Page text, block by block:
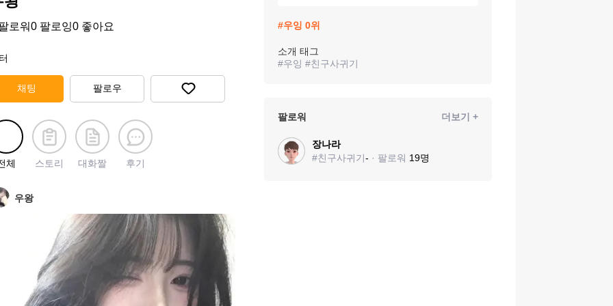
로워0 팔로잉0 좋아요
채팅 팔로우
체 스토리 대화짤 후기
우왕
#우잉 0위
소개 태그
#우잉 #친구사귀기
팔로워 더보기 +
장나라
#친구사귀기- · 팔로워 19명